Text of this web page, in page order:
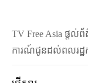
TV Free Asia ផ្ដល់ព័
ការណ៍ជូនដល់ពលរដ្ឋក